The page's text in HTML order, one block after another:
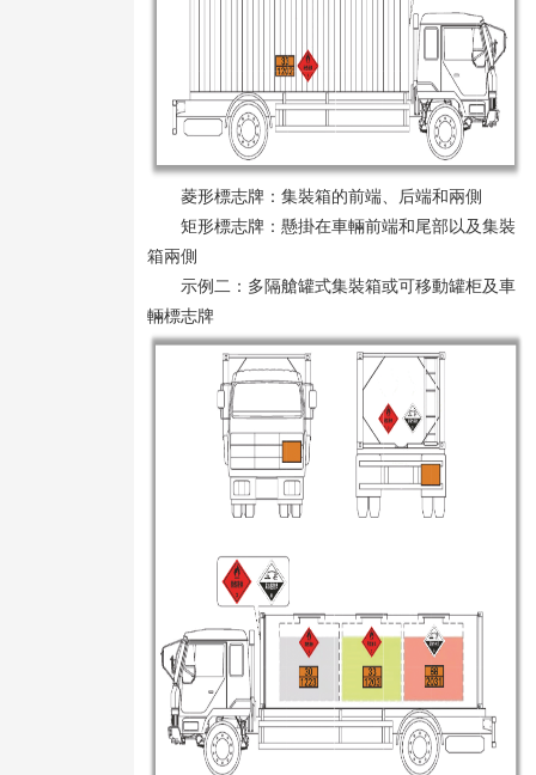
菱形標志牌：集裝箱的前端、后端和兩側
矩形標志牌：懸掛在車輛前端和尾部以及集裝
箱兩側
示例二：多隔艙罐式集裝箱或可移動罐柜及車
輛標志牌